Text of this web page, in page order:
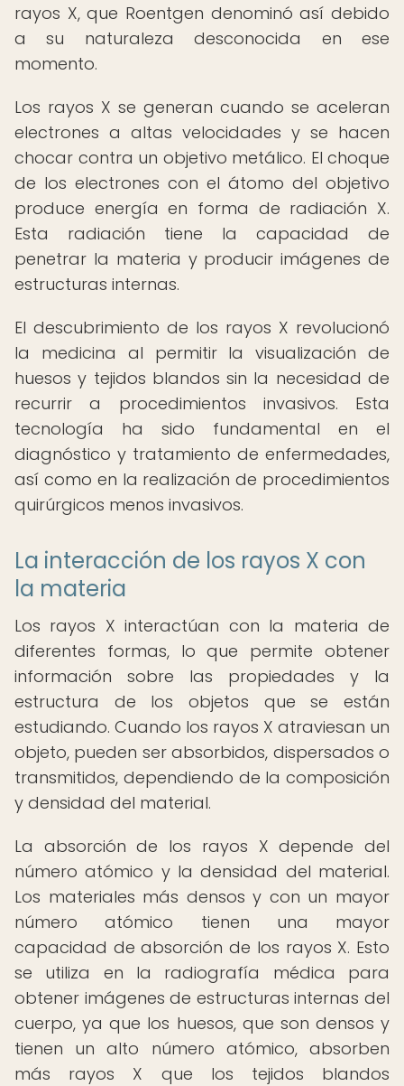
rayos X, que Roentgen denominó así debido
a su naturaleza desconocida en ese
momento.
Los rayos X se generan cuando se aceleran
electrones a altas velocidades y se hacen
chocar contra un objetivo metálico. El choque
de los electrones con el átomo del objetivo
produce energía en forma de radiación X.
Esta radiación tiene la capacidad de
penetrar la materia y producir imágenes de
estructuras internas.
El descubrimiento de los rayos X revolucionó
la medicina al permitir la visualización de
huesos y tejidos blandos sin la necesidad de
recurrir a procedimientos invasivos. Esta
tecnología ha sido fundamental en el
diagnóstico y tratamiento de enfermedades,
así como en la realización de procedimientos
quirúrgicos menos invasivos.
La interacción de los rayos X con
la materia
Los rayos X interactúan con la materia de
diferentes formas, lo que permite obtener
información sobre las propiedades y la
estructura de los objetos que se están
estudiando. Cuando los rayos X atraviesan un
objeto, pueden ser absorbidos, dispersados o
transmitidos, dependiendo de la composición
y densidad del material.
La absorción de los rayos X depende del
número atómico y la densidad del material.
Los materiales más densos y con un mayor
número atómico tienen una mayor
capacidad de absorción de los rayos X. Esto
se utiliza en la radiografía médica para
obtener imágenes de estructuras internas del
cuerpo, ya que los huesos, que son densos y
tienen un alto número atómico, absorben
más rayos X que los tejidos blandos